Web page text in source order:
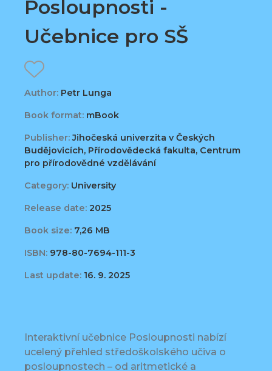
Posloupnosti -
Učebnice pro SŠ
Author: Petr Lunga
Book format: mBook
Publisher:Jihočeská univerzita v Českých
Budějovicích, Přírodovědecká fakulta, Centrum
pro přírodovědné vzdělávání
Category: University
Release date: 2025
Book size: 7,26 MB
ISBN: 978-80-7694-111-3
Last update: 16. 9. 2025
Interaktivní učebnice Posloupnosti nabízí
ucelený přehled středoškolského učiva o
posloupnostech – od aritmetické a